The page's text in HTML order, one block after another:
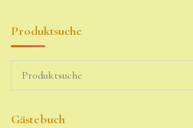
Produktsuche
Gästebuch